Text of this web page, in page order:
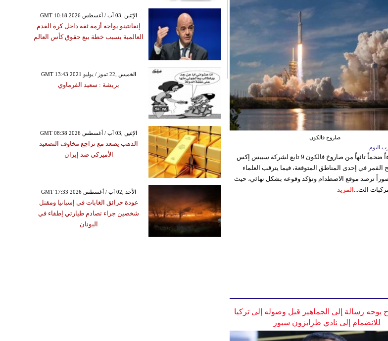
صاروخ فالكون
اليوم
يُعتقد أن جزءاً ضخماً تائهاً من صاروخ فالكون 9 تابع لشركة سبيس إكس
في إحدى المناطق المتوقعة، فيما يترقب العلماء
ترصد موقع الاصطدام وتؤكد وقوعه بشكل نهائي، حيث
الت... المزيد
يوجه رسالة إلى الجماهير قبل وصوله إلى تركيا
للانضمام إلى نادي طرابزون سبور
GMT 10:18 2026 الإثنين ,03 آب / أغسطس
إنفانتينو يواجه أزمة ثقة داخل كرة القدم
العالمية بسبب خطة بيع حقوق كأس العالم
GMT 13:43 2021 الخميس ,22 تموز / يوليو
بريشة : سعيد الفرماوي
GMT 08:38 2026 الإثنين ,03 آب / أغسطس
الذهب يصعد مع تراجع مخاوف التصعيد
الأميركي ضد إيران
GMT 17:33 2026 الأحد ,02 آب / أغسطس
عودة حرائق الغابات في إسبانيا ومقتل
شخصين جراء تصادم طيارتي إطفاء في
اليونان